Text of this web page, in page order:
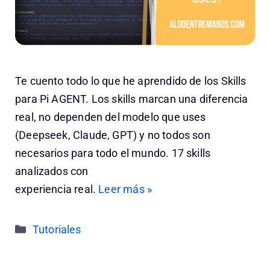
Te cuento todo lo que he aprendido de los Skills
para Pi AGENT. Los skills marcan una diferencia
real, no dependen del modelo que uses
(Deepseek, Claude, GPT) y no todos son
necesarios para todo el mundo. 17 skills
analizados con
experiencia real. Leer más »
Categorías
Tutoriales